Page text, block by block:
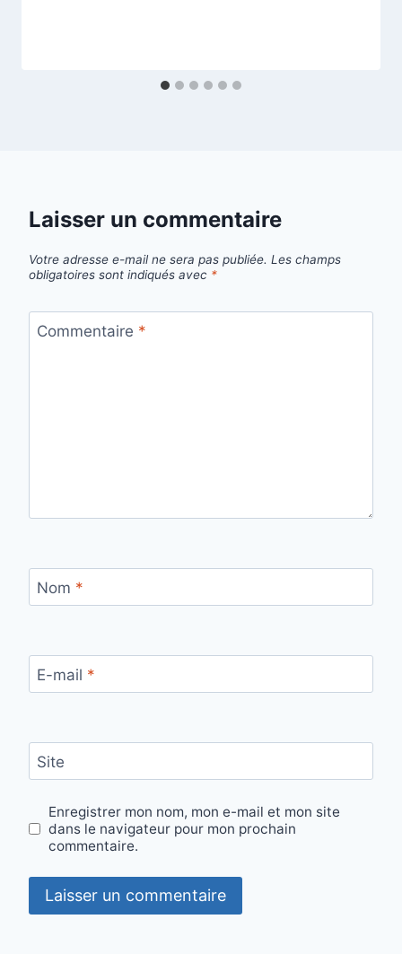
Laisser un commentaire
Votre adresse e-mail ne sera pas publiée. Les champs
obligatoires sont indiqués avec *
Commentaire *
Nom *
E-mail *
Site
Enregistrer mon nom, mon e-mail et mon site
dans le navigateur pour mon prochain
commentaire.